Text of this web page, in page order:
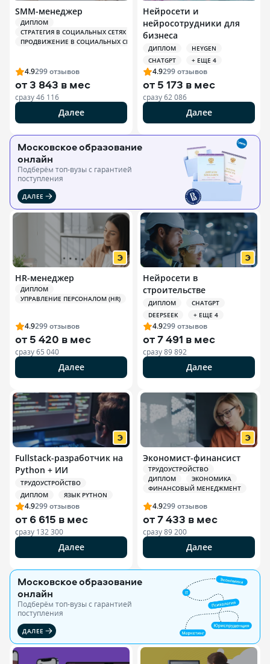
SMM-менеджер
ДИПЛОМ
СТРАТЕГИЯ В СОЦИАЛЬНЫХ СЕТЯХ (SMM)
ПРОДВИЖЕНИЕ В СОЦИАЛЬНЫХ СЕТЯХ (SMM)
4.9299отзывов
от3 843 в мес
сразу46 116
Далее
Нейросети и
нейросотрудники для
бизнеса
ДИПЛОМ
HEYGEN
CHATGPT
+ ЕЩЕ 4
4.9299отзывов
от 5 173 в мес
сразу62 086
Далее
Московское образование
онлайн
Подберём топ-вузы c гарантией
поступления
ДАЛЕЕ
HR-менеджер
ДИПЛОМ
УПРАВЛЕНИЕ ПЕРСОНАЛОМ (HR)
4.9299отзывов
от 5 420 в мес
сразу65 040
Далее
Нейросети в
строительстве
ДИПЛОМ
CHATGPT
DEEPSEEK
+ ЕЩЕ 4
4.9299отзывов
от7 491 в мес
сразу89 892
Далее
Fullstack-разработчик на
Python + ИИ
ТРУДОУСТРОЙСТВО
ДИПЛОМ
ЯЗЫК PYTHON
4.9299отзывов
от 6 615 в мес
сразу 132 300
Далее
Экономист-финансист
ТРУДОУСТРОЙСТВО
ДИПЛОМ
ЭКОНОМИКА
ФИНАНСОВЫЙ МЕНЕДЖМЕНТ
4.9299отзывов
от7 433 в мес
сразу89 200
Далее
Московское образование
онлайн
Подберём топ-вузы c гарантией
поступления
ДАЛЕЕ